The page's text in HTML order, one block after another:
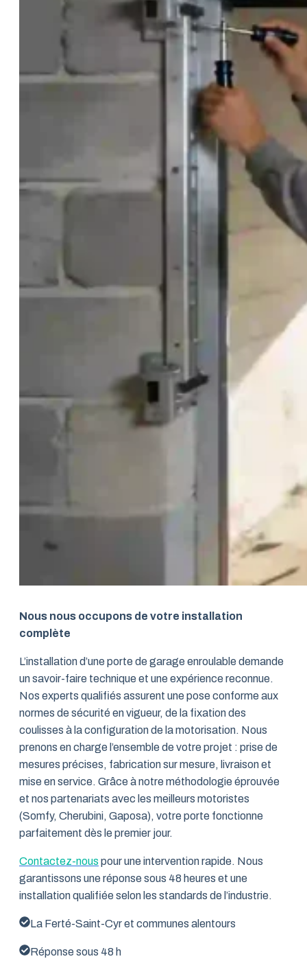
Nous nous occupons de votre installation
complète
L’installation d’une porte de garage enroulable demande
un savoir-faire technique et une expérience reconnue.
Nos experts qualifiés assurent une pose conforme aux
normes de sécurité en vigueur, de la fixation des
coulisses à la configuration de la motorisation. Nous
prenons en charge l’ensemble de votre projet : prise de
mesures précises, fabrication sur mesure, livraison et
mise en service. Grâce à notre méthodologie éprouvée
et nos partenariats avec les meilleurs motoristes
(Somfy, Cherubini, Gaposa), votre porte fonctionne
parfaitement dès le premier jour.
Contactez-nous pour une intervention rapide. Nous
garantissons une réponse sous 48 heures et une
installation qualifiée selon les standards de l’industrie.
La Ferté-Saint-Cyr et communes alentours
Réponse sous 48 h